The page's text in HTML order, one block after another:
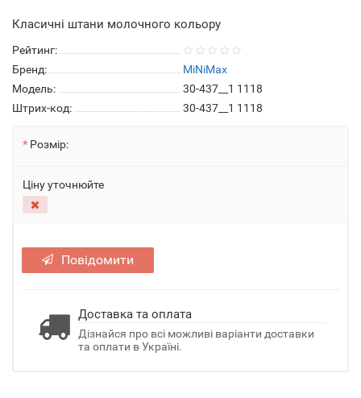
Класичні штани молочного кольору
Рейтинг:
Бренд:
MiNiMax
Модель:
30-437__1 1118
Штрих-код:
30-437__1 1118
Розмір:
Ціну уточнюйте
Повідомити
Доставка та оплата
Дізнайся про всі можливі варіанти доставки
та оплати в Україні.